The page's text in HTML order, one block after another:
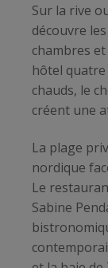
Sur la rive
découvre
chambres
hôtel
chauds, le
créent une
La plage
nordique
Le
Sabine